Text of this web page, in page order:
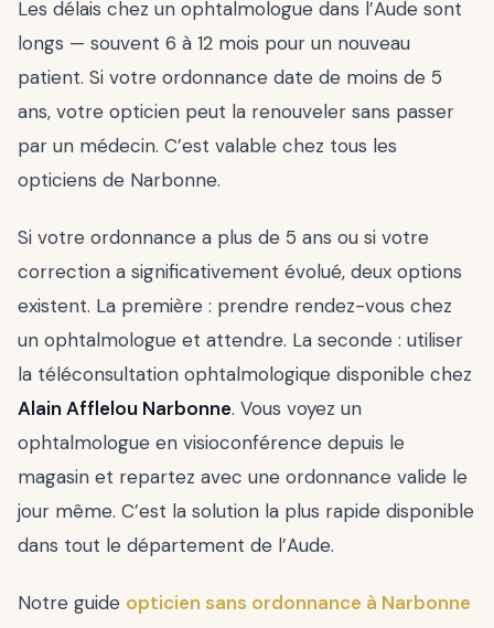
Les délais chez un ophtalmologue dans l’Aude sont
longs — souvent 6 à 12 mois pour un nouveau
patient. Si votre ordonnance date de moins de 5
ans, votre opticien peut la renouveler sans passer
par un médecin. C’est valable chez tous les
opticiens de Narbonne.
Si votre ordonnance a plus de 5 ans ou si votre
correction a significativement évolué, deux options
existent. La première : prendre rendez-vous chez
un ophtalmologue et attendre. La seconde : utiliser
la téléconsultation ophtalmologique disponible chez
Alain Afflelou Narbonne. Vous voyez un
ophtalmologue en visioconférence depuis le
magasin et repartez avec une ordonnance valide le
jour même. C’est la solution la plus rapide disponible
dans tout le département de l’Aude.
Notre guide opticien sans ordonnance à Narbonne